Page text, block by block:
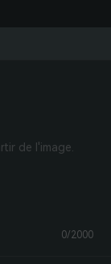
0/2000